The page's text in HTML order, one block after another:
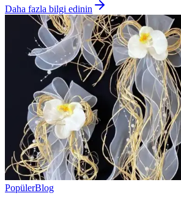
Daha fazla bilgi edinin
PopülerBlog